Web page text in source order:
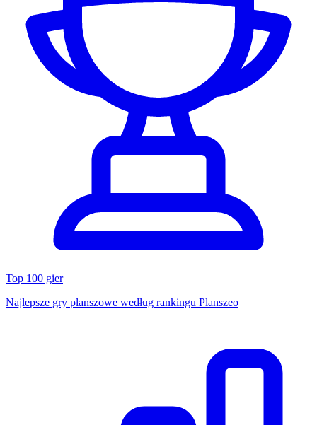
Top 100 gier
Najlepsze gry planszowe według rankingu Planszeo